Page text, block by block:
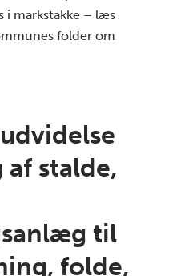
i markstakke – læs
folder om
stalde,
til
folde,